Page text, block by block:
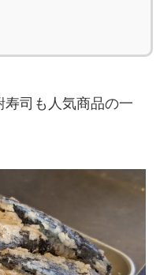
司も人気商品の一